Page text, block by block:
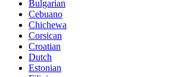
Bulgarian
Cebuano
Chichewa
Corsican
Croatian
Dutch
Estonian